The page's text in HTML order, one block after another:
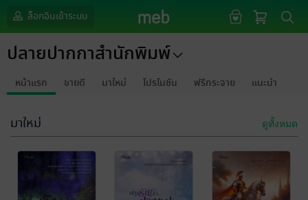
ล็อกอินเข้าระบบ
ปลายปากกาสำนักพิมพ์
หน้าแรก ขายดี มาใหม่ โปรโมชัน ฟรีกระจาย แนะนำ
มาใหม่ ดูทั้งหมด